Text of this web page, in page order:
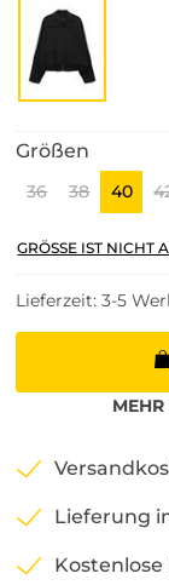
Größen
36 38 40
GRÖSSE IST NICHT
Lieferzeit: 3-5
MEHR
Lieferung